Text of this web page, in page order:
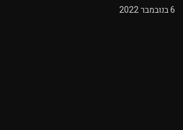
6 בנובמבר 2022